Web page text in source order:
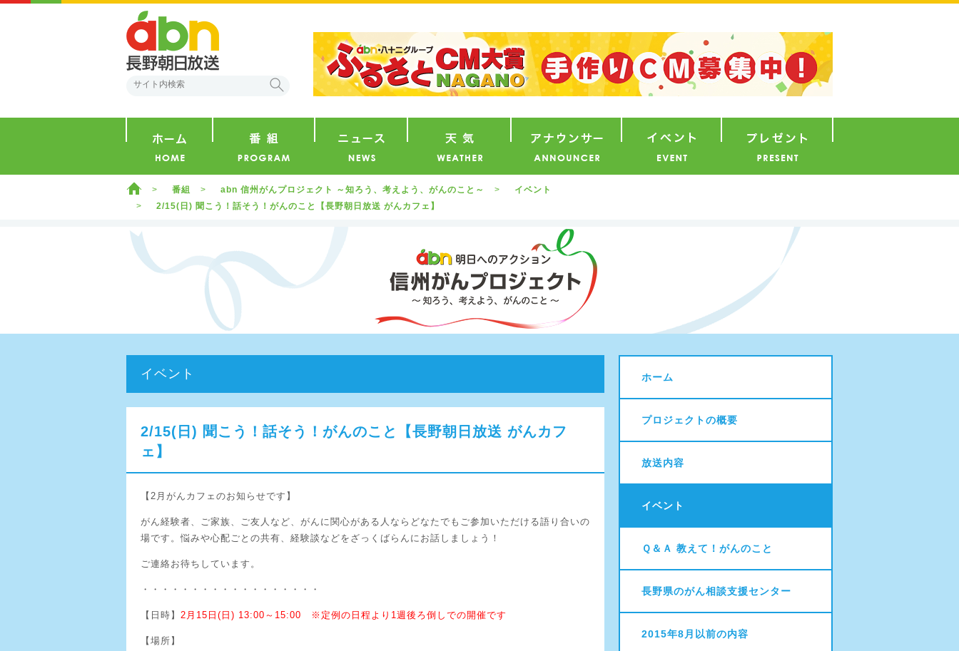
ホーム 番組 abn 信州がんプロジェクト ～知ろう、考えよう、がんのこと～
イベント
2/15(日) 聞こう！話そう！がんのこと【長野朝日放送 がんカフェ】
イベント
2/15(日) 聞こう！話そう！がんのこと【長野朝日放送 がんカフ
ェ】
【2月がんカフェのお知らせです】
がん経験者、ご家族、ご友人など、がんに関心がある人ならどなたでもご参加いただける語り合いの
場です。悩みや心配ごとの共有、経験談などをざっくばらんにお話しましょう！
ご連絡お待ちしています。
・・・・・・・・・・・・・・・・・・
【日時】 2月15日(日) 13:00～15:00 ※定例の日程より1週後ろ倒しでの開催です
【場所】
ホーム
プロジェクトの概要
放送内容
イベント
Ｑ＆Ａ 教えて！がんのこと
長野県のがん相談支援センター
2015年8月以前の内容